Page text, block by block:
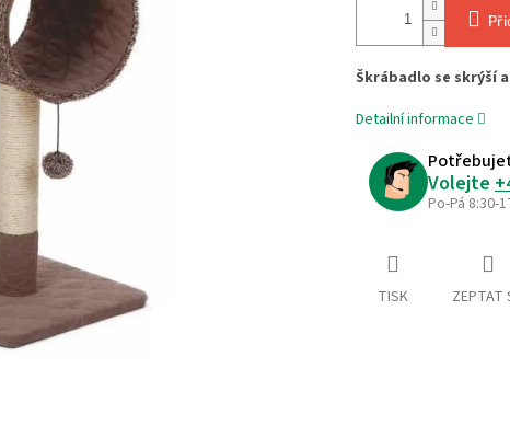
Škrábadlo se skrýší
Detailní informace
Volejte
Po-Pá 8:30-
TISK ZEPTAT